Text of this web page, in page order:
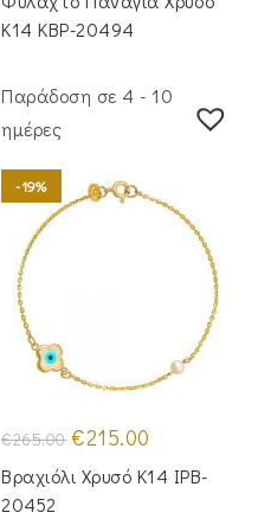
€295.00. είναι:
Κ14 KBP-20494
Παράδοση σε 4 - 10
ημέρες
-19%
€265.00 Original
price
was:
€265.00.
€215.00
τιμή
είναι:
Βραχιόλι Χρυσό Κ14 IPB-
20452